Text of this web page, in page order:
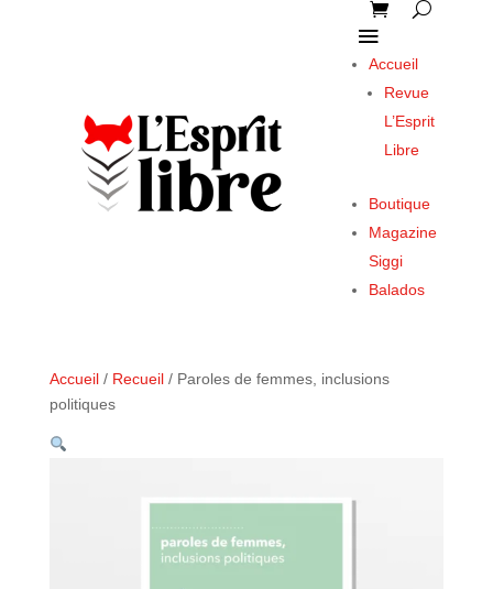
Accueil
Revue
L’Esprit
Libre
Boutique
Magazine
Siggi
Balados
Accueil/ Recueil/ Paroles de femmes, inclusions
politiques